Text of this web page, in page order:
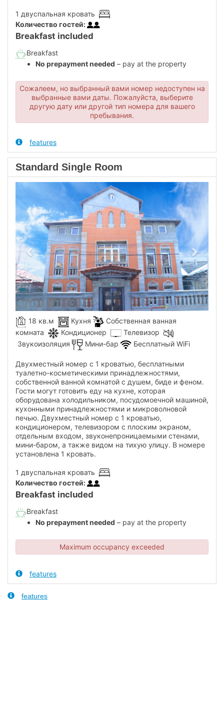
1 двуспальная кровать
Количество гостей:
Breakfast included
Breakfast
No prepayment needed – pay at the property
Сожалеем, но выбранный вами номер недоступен на
выбранные вами даты. Пожалуйста, выберите
другую дату или другой тип номера для вашего
пребывания.
features
Standard Single Room
Previous Next
18 кв.м Кухня
Собственная ванная
комната
Кондиционер
Телевизор
Звукоизоляция
Мини-бар Бесплатный WiFi
Двухместный номер с 1 кроватью, бесплатными
туалетно-косметическими принадлежностями,
собственной ванной комнатой с душем, биде и феном.
Гости могут готовить еду на кухне, которая
оборудована холодильником, посудомоечной машиной,
кухонными принадлежностями и микроволновой
печью. Двухместный номер с 1 кроватью,
кондиционером, телевизором с плоским экраном,
отдельным входом, звуконепроницаемыми стенами,
мини-баром, а также видом на тихую улицу. В номере
установлена ​​1 кровать.
1 двуспальная кровать
Количество гостей:
Breakfast included
Breakfast
No prepayment needed – pay at the property
Maximum occupancy exceeded
features
features